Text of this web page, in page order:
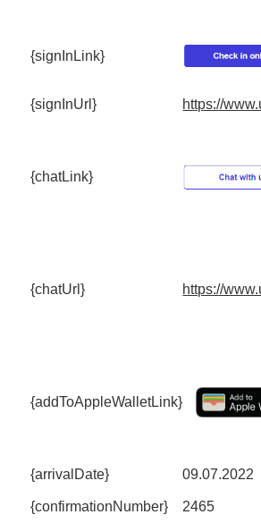
{signInLink}
{signInUrl}
https://
{chatLink}
{chatUrl} https://
{addToAppleWalletLink}
{arrivalDate}
09.07.2022
{confirmationNumber}
2465